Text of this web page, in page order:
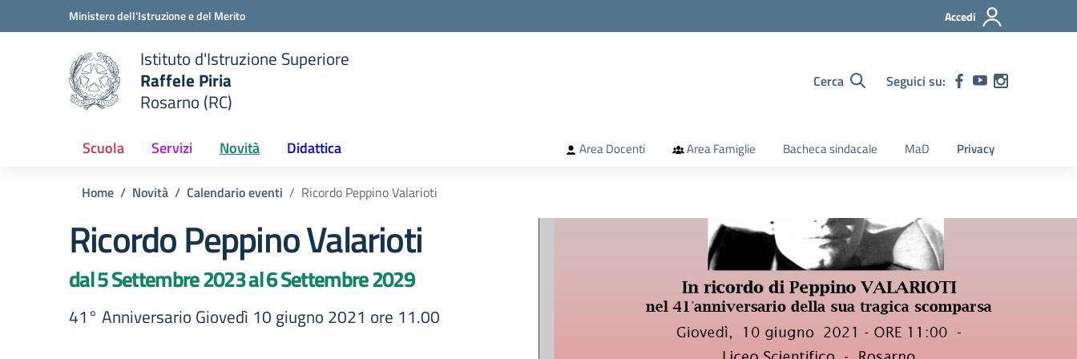
Vai ai contenuti
Vai al menu di navigazioneMinistero dell'Istruzione e del Merito Accedi
scuola
Istituto d'Istruzione Superiore
Raffele Piria
Rosarno (RC)
Cerca Seguici su:
Scuola Servizi Novità Didattica Area Docenti Area Famiglie Bacheca sindacale MaD Privacy
Home Novità Calendario eventi Ricordo Peppino Valarioti
Ricordo Peppino Valarioti
dal 5 Settembre 2023 al 6 Settembre 2029
41° Anniversario Giovedì 10 giugno 2021 ore 11.00